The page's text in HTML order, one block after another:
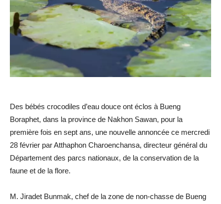
Des bébés crocodiles d’eau douce ont éclos à Bueng
Boraphet, dans la province de Nakhon Sawan, pour la
première fois en sept ans, une nouvelle annoncée ce mercredi
28 février par Atthaphon Charoenchansa, directeur général du
Département des parcs nationaux, de la conservation de la
faune et de la flore.
M. Jiradet Bunmak, chef de la zone de non-chasse de Bueng